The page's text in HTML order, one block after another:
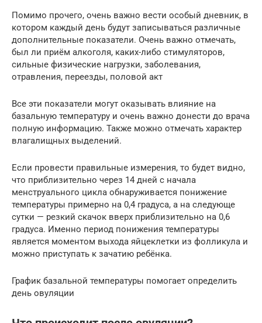
Помимо прочего, очень важно вести особый дневник, в
котором каждый день будут записываться различные
дополнительные показатели. Очень важно отмечать,
был ли приём алкоголя, каких-либо стимуляторов,
сильные физические нагрузки, заболевания,
отравления, переезды, половой акт
Все эти показатели могут оказывать влияние на
базальную температуру и очень важно донести до врача
полную информацию. Также можно отмечать характер
влагалищных выделений.
Если провести правильные измерения, то будет видно,
что приблизительно через 14 дней с начала
менструального цикла обнаруживается понижение
температуры примерно на 0,4 градуса, а на следующе
сутки — резкий скачок вверх приблизительно на 0,6
градуса. Именно период понижения температуры
является моментом выхода яйцеклетки из фолликула и
можно приступать к зачатию ребёнка.
График базальной температуры помогает определить
день овуляции